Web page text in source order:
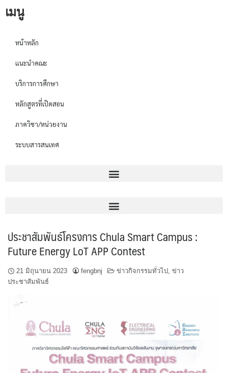
เมนู
หน้าหลัก
แนะนำคณะ
บริการการศึกษา
หลักสูตรที่เปิดสอน
ภาควิชา/หน่วยงาน
ระบบสารสนเทศ
ประชาสัมพันธ์โครงการ Chula Smart Campus :
Future Energy LoT APP Contest
21 มิถุนายน 2023 fengbnj ข่าวกิจกรรมทั่วไป, ข่าว
ประชาสัมพันธ์